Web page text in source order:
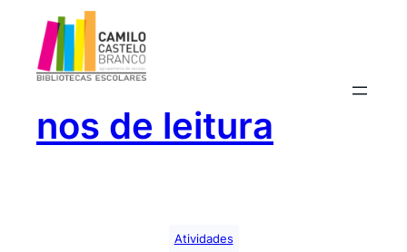
conteúdo
nos de leitura
Atividades